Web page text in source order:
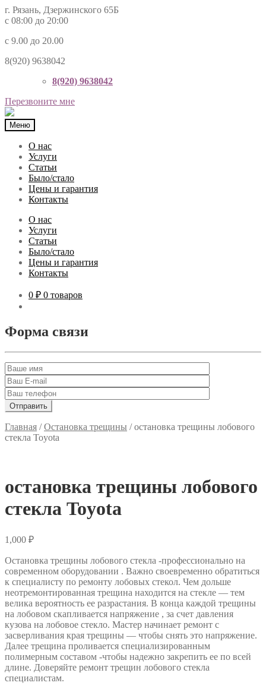
г. Рязань, Дзержинского 65Б
с 08:00 до 20:00
с 9.00 до 20.00
8(920) 9638042
8(920) 9638042
Перезвоните мне
Меню
О нас
Услуги
Статьи
Было/стало
Цены и гарантия
Контакты
О нас
Услуги
Статьи
Было/стало
Цены и гарантия
Контакты
0 ₽ 0 товаров
Форма связи
Главная /Остановка трещины /остановка трещины лобового
стекла Toyota
остановка трещины лобового
стекла Toyota
1,000 ₽
Остановка трещины лобового стекла -профессионально на
современном оборудовании . Важно своевременно обратиться
к специалисту по ремонту лобовых стекол. Чем дольше
неотремонтированная трещина находится на стекле — тем
велика вероятность ее разрастания. В конца каждой трещины
на лобовом скапливается напряжение , за счет давления
кузова на лобовое стекло. Мастер начинает ремонт с
засверливания края трещины — чтобы снять это напряжение.
Далее трещина проливается специализированным
полимерным составом -чтобы надежно закрепить ее по всей
длине. Доверяйте ремонт трещин лобового стекла
специалистам.